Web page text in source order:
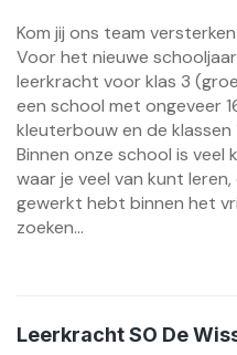
Kom jij ons team
Voor het nieuwe
leerkracht voor klas 3
een school met ongeveer
kleuterbouw en de
Binnen onze school is veel
waar je veel van kunt
gewerkt hebt binnen het
zoeken...
Leerkracht SO De